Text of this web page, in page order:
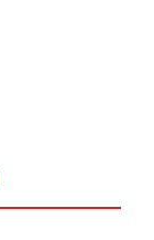
botones
fácil acceso
un